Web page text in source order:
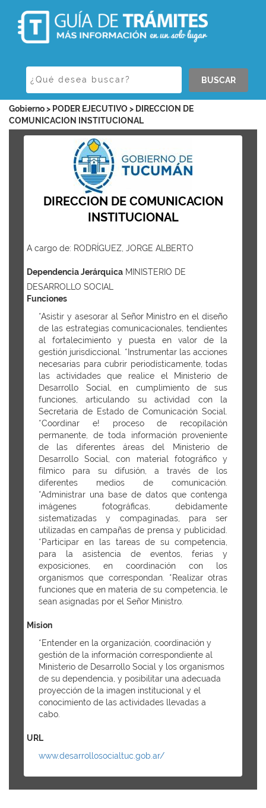
BUSCAR
Gobierno > PODER EJECUTIVO > DIRECCION DE
COMUNICACION INSTITUCIONAL
DIRECCION DE COMUNICACION
INSTITUCIONAL
A cargo de: RODRÍGUEZ, JORGE ALBERTO
Dependencia Jerárquica MINISTERIO DE
DESARROLLO SOCIAL
Funciones
*Asistir y asesorar al Señor Ministro en el diseño
de las estrategias comunicacionales, tendientes
al fortalecimiento y puesta en valor de la
gestión jurisdiccional. *Instrumentar las acciones
necesarias para cubrir periodísticamente, todas
las actividades que realice el Ministerio de
Desarrollo Social, en cumplimiento de sus
funciones, articulando su actividad con la
Secretaria de Estado de Comunicación Social.
*Coordinar e! proceso de recopilación
permanente, de toda información proveniente
de las diferentes áreas del Ministerio de
Desarrollo Social, con material fotográfico y
fílmico para su difusión, a través de los
diferentes medios de comunicación.
*Administrar una base de datos que contenga
imágenes fotográficas, debidamente
sistematizadas y compaginadas, para ser
utilizadas en campañas de prensa y publicidad.
*Participar en las tareas de su competencia,
para la asistencia de eventos, ferias y
exposiciones, en coordinación con los
organismos que correspondan. *Realizar otras
funciones que en materia de su competencia, le
sean asignadas por el Señor Ministro.
Mision
*Entender en la organización, coordinación y
gestión de la información correspondiente al
Ministerio de Desarrollo Social y los organismos
de su dependencia, y posibilitar una adecuada
proyección de la imagen institucional y el
conocimiento de las actividades llevadas a
cabo.
URL
www.desarrollosocialtuc.gob.ar/